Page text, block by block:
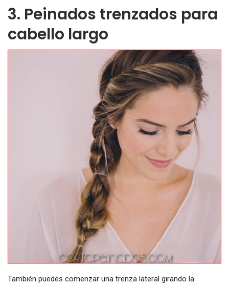
3. Peinados trenzados para
cabello largo
También puedes comenzar una trenza lateral girando la